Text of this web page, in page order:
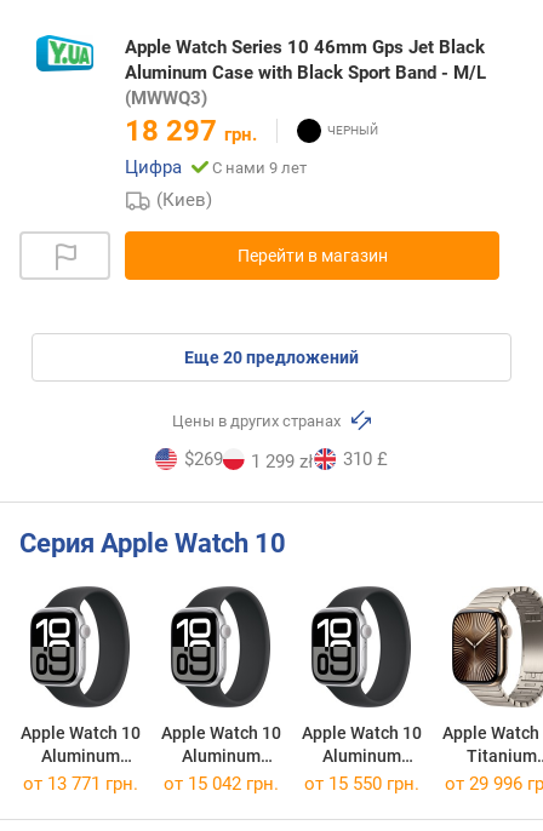
Apple Watch Series 10 46mm Gps Jet Black
Aluminum Case with Black Sport Band - M/L
(MWWQ3)
18 297 грн.
Цифра
С нами 9 лет
(Киев)
Перейти в магазин
eще20предложений
Цены в других странах
$269 1 299 zł 310 £
Серия Apple Watch 10
Apple Watch 10
Aluminum
46mm
Apple Watch 10
Aluminum
42mm
Apple Watch 10
Aluminum
46mm LTE
Apple Watch
Titanium
46mm
от 13 771 грн. от 15 042 грн. от 15 550 грн. от 29 996